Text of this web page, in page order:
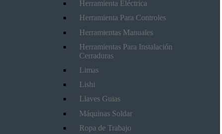
Herramienta Eléctrica
Herramienta Para Controles
Herramientas Manuales
Herramientas Para Instalación
Cerraduras
Limas
Lishi
Llaves Guias
Máquinas Soldar
Ropa de Trabajo